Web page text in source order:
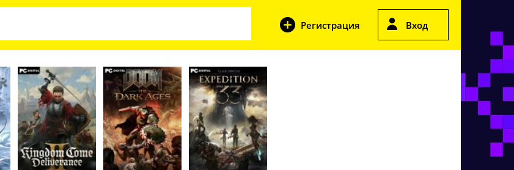
Регистрация Вход